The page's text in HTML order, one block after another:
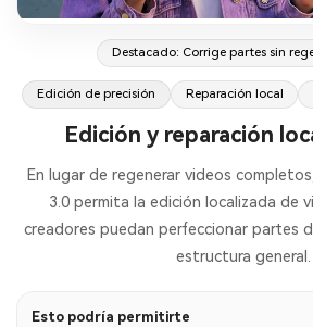
Edición de precisión Reparación local
Edición y reparación
En lugar de regenerar videos
3.0 permita la edición localizada de
creadores puedan perfeccionar partes
estructura general.
Esto podría permitirte
Destacado: Corrige partes sin